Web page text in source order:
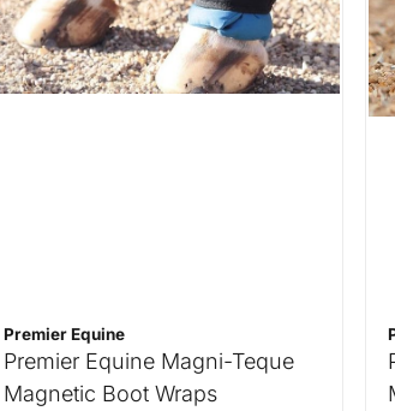
Premier Equine
Premier Equine Magni-Teque
Magnetic Boot Wraps